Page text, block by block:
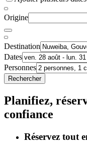
Origine
Destination
Dates
Personnes
Rechercher
Planifiez,
confiance
Réservez tout